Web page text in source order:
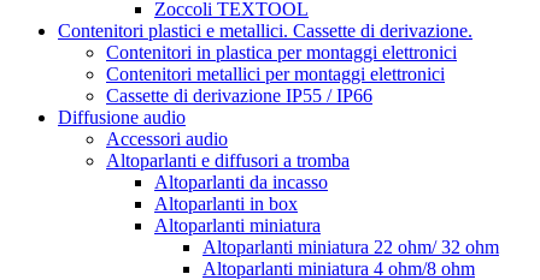
Zoccoli TEXTOOL
Contenitori plastici e metallici. Cassette di derivazione.
Contenitori in plastica per montaggi elettronici
Contenitori metallici per montaggi elettronici
Cassette di derivazione IP55 / IP66
Diffusione audio
Accessori audio
Altoparlanti e diffusori a tromba
Altoparlanti da incasso
Altoparlanti in box
Altoparlanti miniatura
Altoparlanti miniatura 22 ohm/ 32 ohm
Altoparlanti miniatura 4 ohm/8 ohm